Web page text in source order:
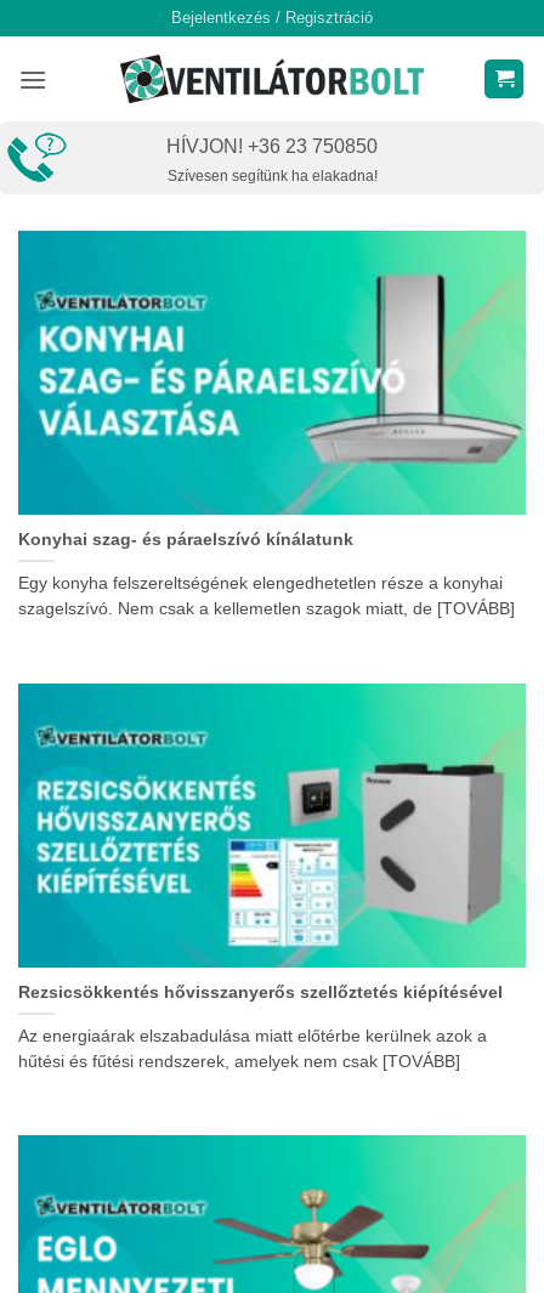
content
Bejelentkezés / Regisztráció
HÍVJON! +36 23 750850
Szívesen segítünk ha elakadna!
Konyhai szag- és páraelszívó kínálatunk
Egy konyha felszereltségének elengedhetetlen része a konyhai
szagelszívó. Nem csak a kellemetlen szagok miatt, de [TOVÁBB]
Rezsicsökkentés hővisszanyerős szellőztetés kiépítésével
Az energiaárak elszabadulása miatt előtérbe kerülnek azok a
hűtési és fűtési rendszerek, amelyek nem csak [TOVÁBB]